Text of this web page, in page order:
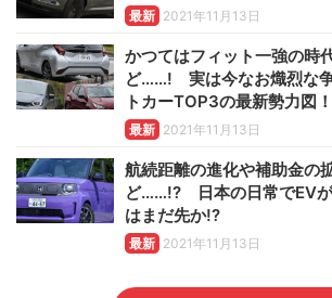
最新 2021年11月13日
かつてはフィット一強の時
ど……! 実は今なお熾烈な
トカーTOP3の最新勢力図！
最新 2021年11月13日
航続距離の進化や補助金の
ど……!? 日本の日常でEV
はまだ先か!?
最新 2021年11月13日